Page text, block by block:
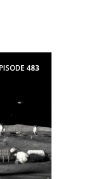
483